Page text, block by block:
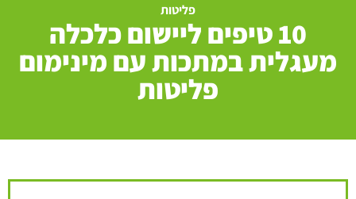
פליטות
10 טיפים ליישום כלכלה
מעגלית במתכות עם מינימום
פליטות